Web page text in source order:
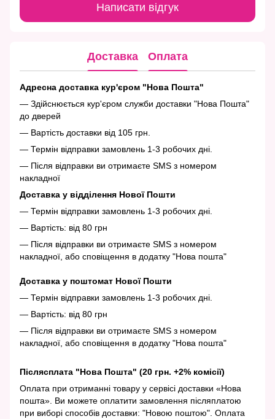
Написати відгук
Доставка Оплата
Адресна доставка кур'єром "Нова Пошта"
— Здійснюється кур'єром служби доставки "Нова Пошта"
до дверей
— Вартість доставки від 105 грн.
— Термін відправки замовлень 1-3 робочих дні.
— Після відправки ви отримаєте SMS з номером
накладної
Доставка у відділення Нової Пошти
— Термін відправки замовлень 1-3 робочих дні.
— Вартість: від 80 грн
— Після відправки ви отримаєте SMS з номером
накладної, або сповіщення в додатку "Нова пошта"
Доставка у поштомат Нової Пошти
— Термін відправки замовлень 1-3 робочих дні.
— Вартість: від 80 грн
— Після відправки ви отримаєте SMS з номером
накладної, або сповіщення в додатку "Нова пошта"
Післясплата "Нова Пошта" (20 грн. +2% комісії)
Оплата при отриманні товару у сервісі доставки «Нова
пошта». Ви можете оплатити замовлення післяплатою
при виборі способів доставки: "Новою поштою". Оплата